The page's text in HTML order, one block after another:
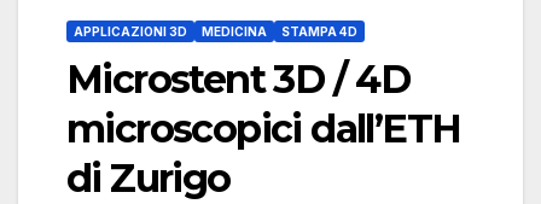
APPLICAZIONI 3D MEDICINA STAMPA 4D
Microstent 3D / 4D
microscopici dall’ETH
di Zurigo